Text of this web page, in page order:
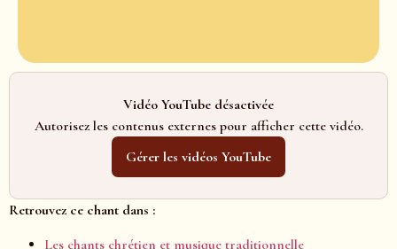
Vidéo YouTube désactivée
Autorisez les contenus externes pour afficher cette vidéo.
Gérer les vidéos YouTube
Retrouvez ce chant dans :
Les chants chrétien et musique traditionnelle